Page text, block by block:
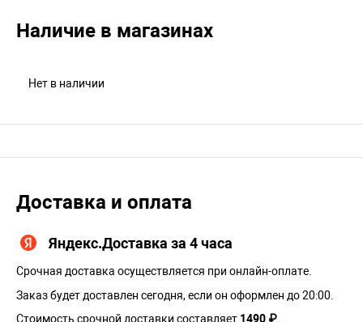
Наличие в магазинах
Нет в наличии
Доставка и оплата
Яндекс.Доставка за 4 часа
Срочная доставка осуществляется при онлайн-оплате.
Заказ будет доставлен сегодня, если он оформлен до 20:00.
Стоимость срочной доставки составляет 1490 ₽